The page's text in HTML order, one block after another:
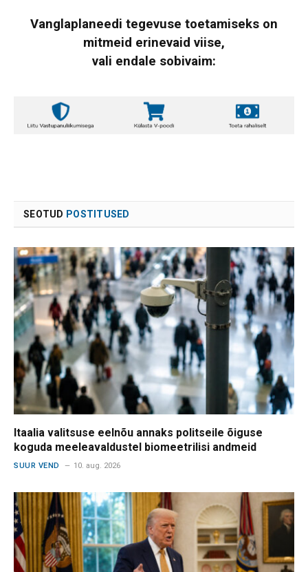
Vanglaplaneedi tegevuse toetamiseks on
mitmeid erinevaid viise,
vali endale sobivaim:
SEOTUD POSTITUSED
Itaalia valitsuse eelnõu annaks politseile õiguse
koguda meeleavaldustel biomeetrilisi andmeid
SUUR VEND 10. aug. 2026